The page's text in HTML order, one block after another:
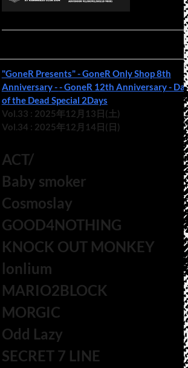
"GoneR Presents" - GoneR Only Shop 8th
Anniversary - - GoneR 12th Anniversary - Day
of the Dead Special 2Days
Vol.33 : 2025年12月13日(土)
Vol.34 : 2025年12月14日(日)
ACT/
Baby smoker
Cosmoslay
GOOD4NOTHING
KNOCK OUT MONKEY
lonlium
MARIO2BLOCK
MORGIC
Odd Lazy
SECRET 7 LINE